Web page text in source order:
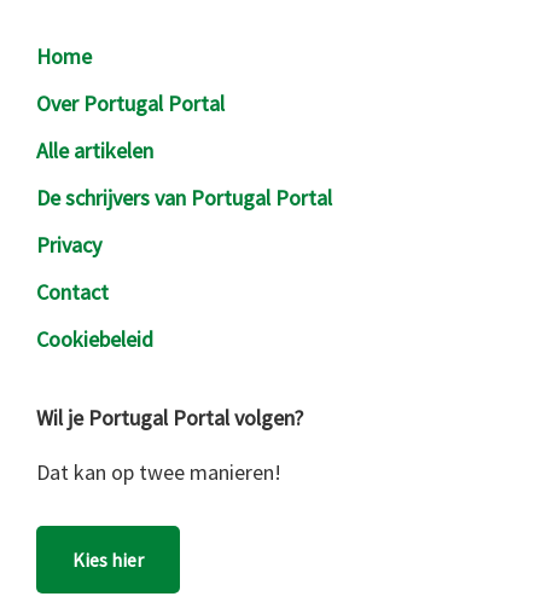
Footer
Home
Over Portugal Portal
Alle artikelen
De schrijvers van Portugal Portal
Privacy
Contact
Cookiebeleid
Wil je Portugal Portal volgen?
Dat kan op twee manieren!
Kies hier